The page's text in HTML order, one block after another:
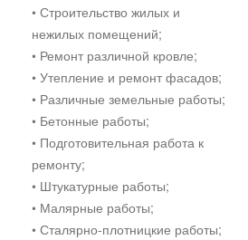
• Строительство жилых и
нежилых помещений;
• Ремонт различной кровле;
• Утепление и ремонт фасадов;
• Различные земельные работы;
• Бетонные работы;
• Подготовительная работа к
ремонту;
• Штукатурные работы;
• Малярные работы;
• Сталярно-плотницкие работы;